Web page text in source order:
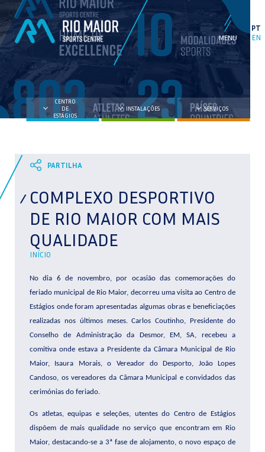
PT
EN
CENTRO
DE
ESTÁGIOS
INSTALAÇÕES SERVIÇOS
COMPLEXO DESPORTIVO
DE RIO MAIOR COM MAIS
QUALIDADE
INÍCIO
No dia 6 de novembro, por ocasião das comemorações do
feriado municipal de Rio Maior, decorreu uma visita ao Centro de
Estágios onde foram apresentadas algumas obras e beneficiações
realizadas nos últimos meses. Carlos Coutinho, Presidente do
Conselho de Administração da Desmor, EM, SA, recebeu a
comitiva onde estava a Presidente da Câmara Municipal de Rio
Maior, Isaura Morais, o Vereador do Desporto, João Lopes
Candoso, os vereadores da Câmara Municipal e convidados das
cerimónias do feriado.
Os atletas, equipas e seleções, utentes do Centro de Estágios
dispõem de mais qualidade no serviço que encontram em Rio
Maior, destacando-se a 3ª fase de alojamento, o novo espaço de